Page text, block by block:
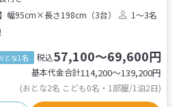
】幅95cm×長さ198cm（3台）
1～3名
とな1名 税込57,100～69,600円
基本代金合計114,200〜139,200円
(おとな2名 こども0名・1部屋/1泊2日)